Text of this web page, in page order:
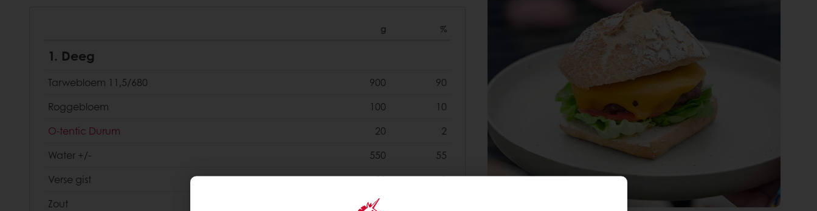
g %
1. Deeg
Tarwebloem 11,5/680 900
90
Roggebloem
100
10
O-tentic Durum
20
2
Water +/-
550
55
Verse gist
30
3
Zout
15